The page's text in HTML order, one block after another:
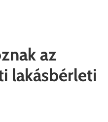
az
lakásbérleti